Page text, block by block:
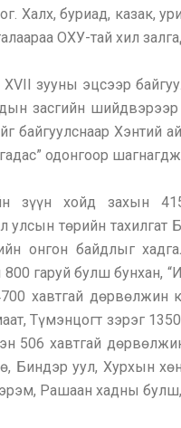
Халх, буриад, казак,
ОХУ-тай хил
XVII зууны эцсээр
засгийн
байгуулснаар Хэнтий
одонгоор
зүүн хойд захын
улсын төрийн тахилгат
онгон байдлыг
гаруй булш бунхан,
хавтгай дөрвөлжин
Түмэнцогт зэрэг
506 хавтгай
Биндэр уул, Хурхын
Рашаан хадны булш,